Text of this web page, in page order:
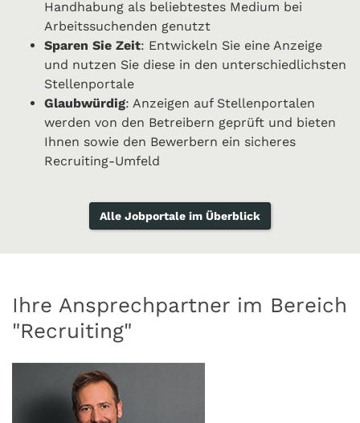
Handhabung als beliebtestes Medium bei
Arbeitssuchenden genutzt
Sparen Sie Zeit: Entwickeln Sie eine Anzeige
und nutzen Sie diese in den unterschiedlichsten
Stellenportale
Glaubwürdig: Anzeigen auf Stellenportalen
werden von den Betreibern geprüft und bieten
Ihnen sowie den Bewerbern ein sicheres
Recruiting-Umfeld
Alle Jobportale im Überblick
Ihre Ansprechpartner im Bereich
"Recruiting"